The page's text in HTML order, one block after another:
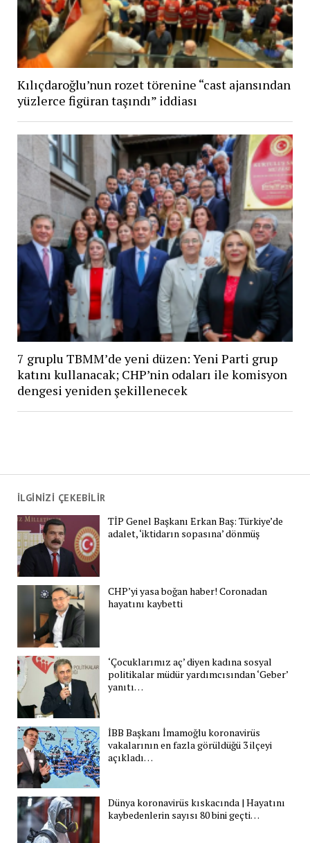
İLGİNİZİ ÇEKEBİLİR
TİP Genel Başkanı Erkan Baş: Türkiye’de
adalet, ‘iktidarın sopasına’ dönmüş
CHP’yi yasa boğan haber! Coronadan
hayatını kaybetti
‘Çocuklarımız aç’ diyen kadına sosyal
politikalar müdür yardımcısından ‘Geber’
yanıtı…
İBB Başkanı İmamoğlu koronavirüs
vakalarının en fazla görüldüğü 3 ilçeyi
açıkladı…
Dünya koronavirüs kıskacında | Hayatını
kaybedenlerin sayısı 80 bini geçti…
Kılıçdaroğlu’nun rozet törenine “cast ajansından
yüzlerce figüran taşındı” iddiası
7 gruplu TBMM’de yeni düzen: Yeni Parti grup
katını kullanacak; CHP’nin odaları ile komisyon
dengesi yeniden şekillenecek